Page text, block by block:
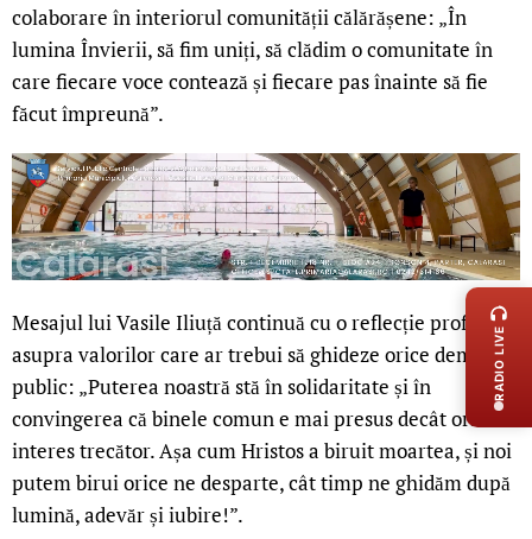
colaborare în interiorul comunității călărășene: „În
lumina Învierii, să fim uniți, să clădim o comunitate în
care fiecare voce contează și fiecare pas înainte să fie
făcut împreună”.
Mesajul lui Vasile Iliuță continuă cu o reflecție profundă
asupra valorilor care ar trebui să ghideze orice demers
public: „Puterea noastră stă în solidaritate și în
convingerea că binele comun e mai presus decât orice
interes trecător. Așa cum Hristos a biruit moartea, și noi
putem birui orice ne desparte, cât timp ne ghidăm după
lumină, adevăr și iubire!”.
LIVE
RADIO LIVE